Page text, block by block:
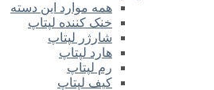
همه موارد این دسته
خنک کننده لپتاپ
شارژر لپتاپ
هارد لپتاپ
رم لپتاپ
کیف لپتاپ